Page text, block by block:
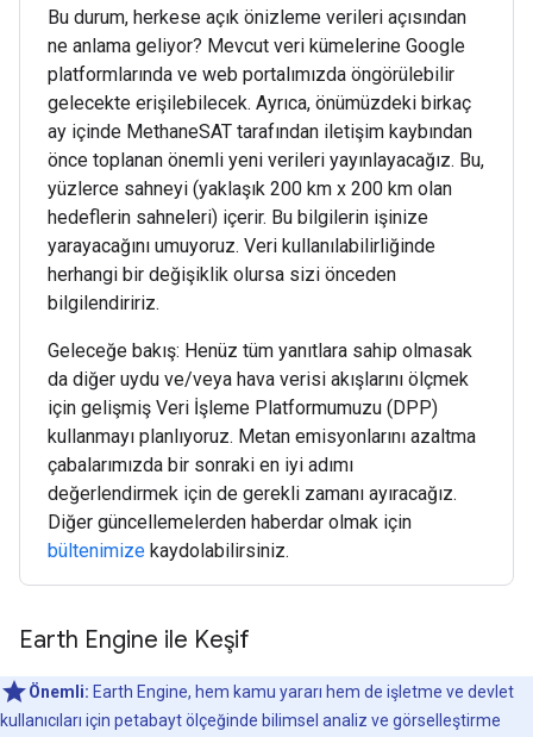
Bu durum, herkese açık önizleme verileri açısından
ne anlama geliyor? Mevcut veri kümelerine Google
platformlarında ve web portalımızda öngörülebilir
gelecekte erişilebilecek. Ayrıca, önümüzdeki birkaç
ay içinde MethaneSAT tarafından iletişim kaybından
önce toplanan önemli yeni verileri yayınlayacağız. Bu,
yüzlerce sahneyi (yaklaşık 200 km x 200 km olan
hedeflerin sahneleri) içerir. Bu bilgilerin işinize
yarayacağını umuyoruz. Veri kullanılabilirliğinde
herhangi bir değişiklik olursa sizi önceden
bilgilendiririz.
Geleceğe bakış: Henüz tüm yanıtlara sahip olmasak
da diğer uydu ve/veya hava verisi akışlarını ölçmek
için gelişmiş Veri İşleme Platformumuzu (DPP)
kullanmayı planlıyoruz. Metan emisyonlarını azaltma
çabalarımızda bir sonraki en iyi adımı
değerlendirmek için de gerekli zamanı ayıracağız.
Diğer güncellemelerden haberdar olmak için
bültenimize kaydolabilirsiniz.
Earth Engine ile Keşif
Önemli: Earth Engine, hem kamu yararı hem de işletme ve devlet
kullanıcıları için petabayt ölçeğinde bilimsel analiz ve görselleştirme